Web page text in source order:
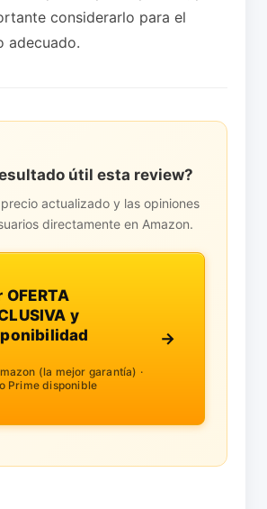
considerarlo para el
adecuado.
útil esta review?
actualizado y las opiniones
directamente en Amazon.
OFERTA
y
(la mejor garantía) ·
Prime disponible
→